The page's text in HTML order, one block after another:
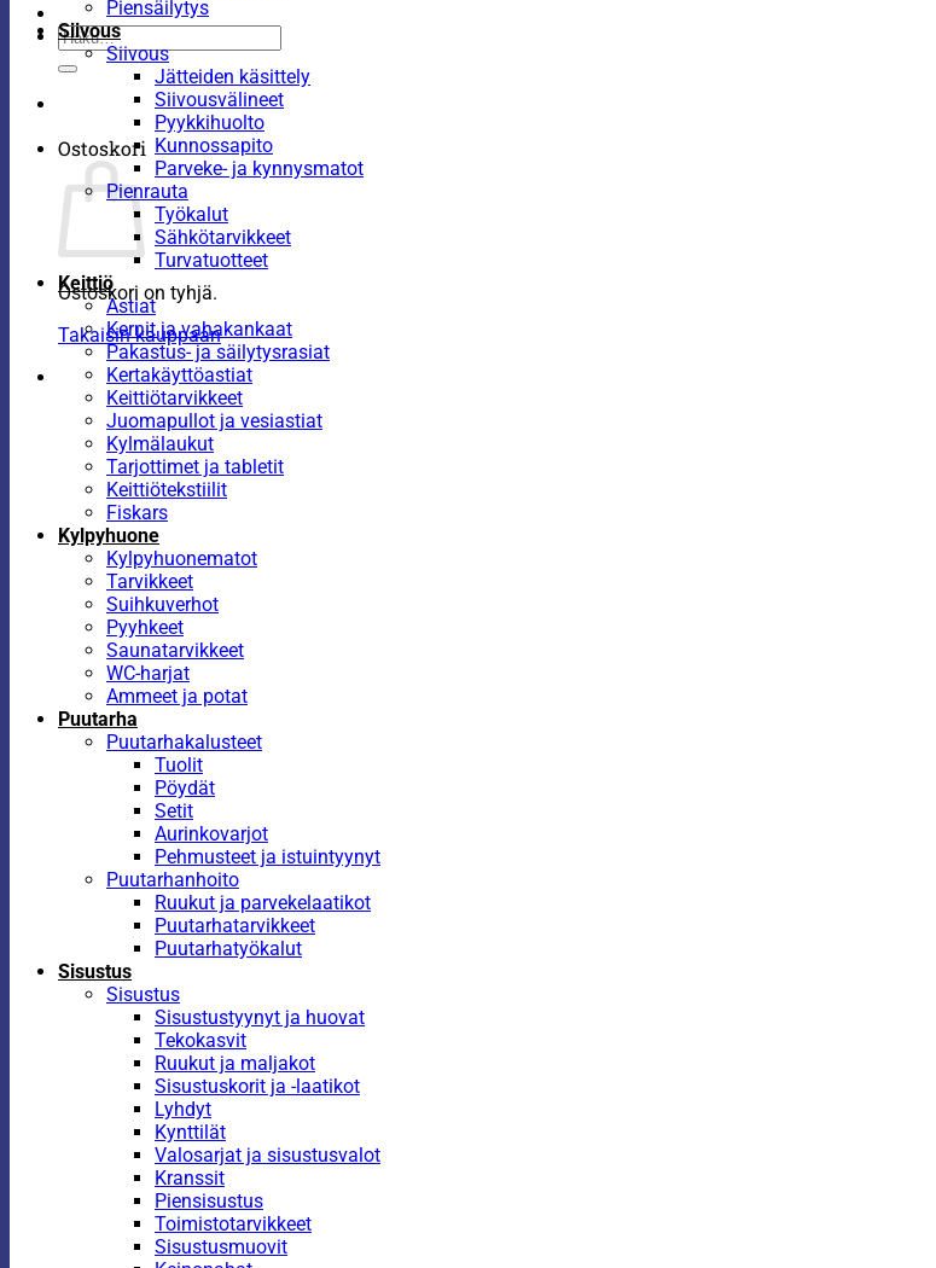
Etsi:
Ostoskori
Ostoskori on tyhjä.
Takaisin kauppaan
Piensäilytys
Siivous
Siivous
Jätteiden käsittely
Siivousvälineet
Pyykkihuolto
Kunnossapito
Parveke- ja kynnysmatot
Pienrauta
Työkalut
Sähkötarvikkeet
Turvatuotteet
Keittiö
Astiat
Kernit ja vahakankaat
Pakastus- ja säilytysrasiat
Kertakäyttöastiat
Keittiötarvikkeet
Juomapullot ja vesiastiat
Kylmälaukut
Tarjottimet ja tabletit
Keittiötekstiilit
Fiskars
Kylpyhuone
Kylpyhuonematot
Tarvikkeet
Suihkuverhot
Pyyhkeet
Saunatarvikkeet
WC-harjat
Ammeet ja potat
Puutarha
Puutarhakalusteet
Tuolit
Pöydät
Setit
Aurinkovarjot
Pehmusteet ja istuintyynyt
Puutarhanhoito
Ruukut ja parvekelaatikot
Puutarhatarvikkeet
Puutarhatyökalut
Sisustus
Sisustus
Sisustustyynyt ja huovat
Tekokasvit
Ruukut ja maljakot
Sisustuskorit ja -laatikot
Lyhdyt
Kynttilät
Valosarjat ja sisustusvalot
Kranssit
Piensisustus
Toimistotarvikkeet
Sisustusmuovit